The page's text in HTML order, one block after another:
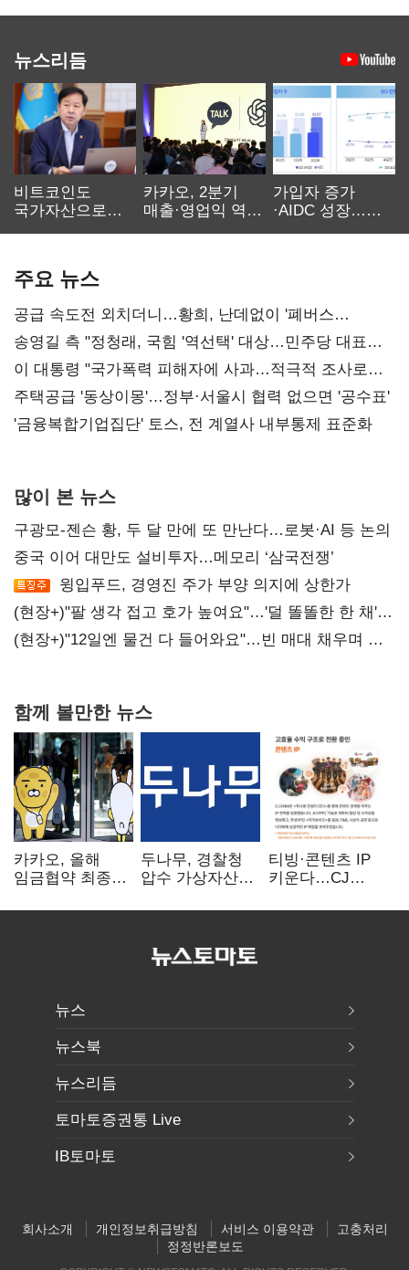
뉴스리듬
비트코인도
국가자산으로…'
카카오, 2분기
매출·영업익 역대
가입자 증가
·AIDC 성장…
주요 뉴스
공급 속도전 외치더니…황희, 난데없이 '폐버스
리모델링' 제안
송영길 측 "정청래, 국힘 '역선택' 대상…민주당 대표로
총선 지휘 못해"
이 대통령 "국가폭력 피해자에 사과…적극적 조사로
진실 밝혀야"
주택공급 '동상이몽'…정부·서울시 협력 없으면 '공수표'
'금융복합기업집단' 토스, 전 계열사 내부통제 표준화
많이 본 뉴스
구광모-젠슨 황, 두 달 만에 또 만난다…로봇·AI 등 논의
중국 이어 대만도 설비투자…메모리 ‘삼국전쟁’
윙입푸드, 경영진 주가 부양 의지에 상한가
(현장+)"팔 생각 접고 호가 높여요"…'덜 똘똘한 한 채'
20억 키맞추기
(현장+)"12일엔 물건 다 들어와요"…빈 매대 채우며 문
함께 볼만한 뉴스
카카오, 올해
임금협약 최종
인상·격려금
두나무, 경찰청
압수 가상자산
커스터디 사업
티빙·콘텐츠 IP
키운다…CJ
글로벌 확장 가속
뉴스
뉴스북
뉴스리듬
토마토증권통 Live
IB토마토
회사소개 개인정보취급방침 서비스 이용약관
고충처리
정정반론보도